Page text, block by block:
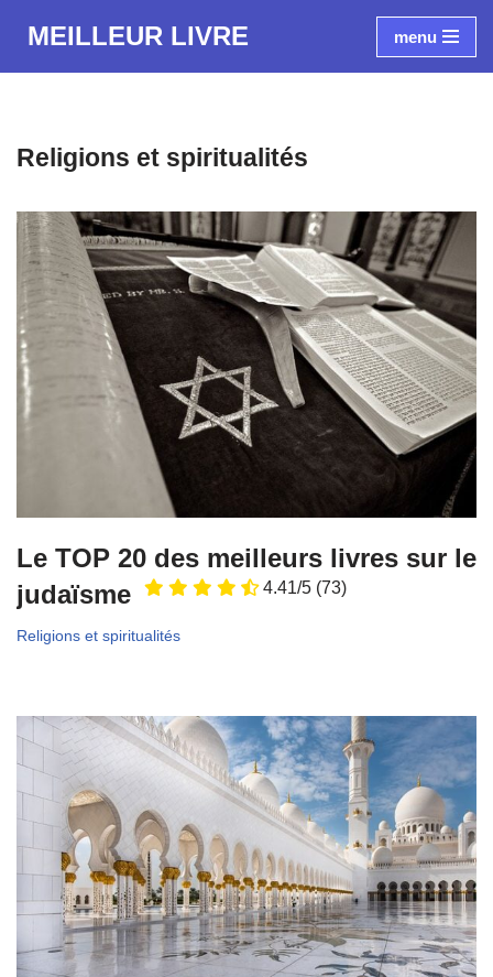
MEILLEUR LIVRE menu
Religions et spiritualités
Le TOP 20 des meilleurs livres sur le
judaïsme
4.41/5 (73)
Religions et spiritualités